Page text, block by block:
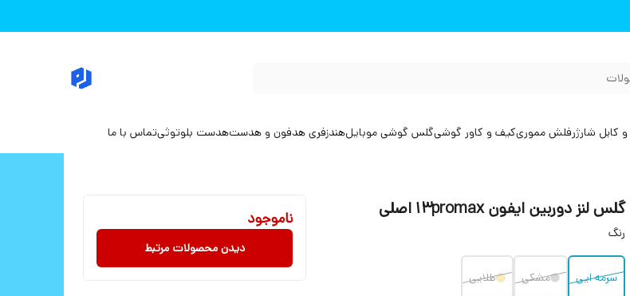
کابل شارژرفلش مموریکیف و کاور گوشیگلس گوشی موبایلهندزفری هدفون و هدستهدست بلوتوثیتماس با ما
گلس لنز دوربین ایفون 13promax اصلی
رنگ
سرمه ایی مشکی طلایی
ناموجود
دیدن محصولات مرتبط